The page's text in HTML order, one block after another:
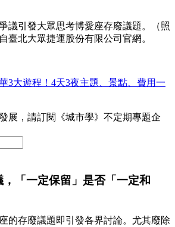
議引發大眾思考博愛座存廢議題。（照
臺北大眾捷運股份有限公司官網。
3大遊程！4天3夜主題、景點、費用一
展，請訂閱《城市學》不定期專題企
「一定保留」是否「一定和
的存廢議題即引發各界討論。尤其廢除